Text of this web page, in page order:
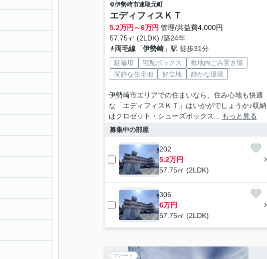
伊勢崎市連取元町
エディフィスＫＴ
5.2万円～6万円 管理/共益費4,000円
57.75㎡ (2LDK) /築24年
両毛線「伊勢崎」駅 徒歩31分
駐輪場 宅配ボックス
敷地内ごみ置き場
閑静な住宅地
好立地 静かな環境
伊勢崎市エリアでの住まいなら、住み心地も快適
な「エディフィスＫＴ」はいかがでしょうか♪収納
はクロゼット・シューズボックス...
もっと見る
募集中の部屋
202
5.2万円
57.75㎡ (2LDK)
306
6万円
57.75㎡ (2LDK)
アパート